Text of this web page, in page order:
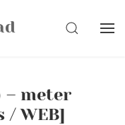
SEARCH
– meter
/ WEB]